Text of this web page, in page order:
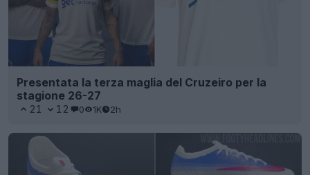
Presentata la terza maglia del Cruzeiro per la
stagione 26-27
21 12 0 1K 2h